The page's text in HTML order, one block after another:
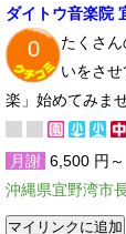
ダイトウ音楽院
0
たくさ
いをさ
楽」始めてみま
月謝 6,500 円～
沖縄県宜野湾市